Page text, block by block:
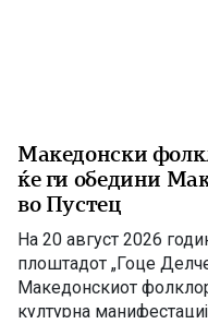
Македонски
ќе ги обедини
во Пустец
На 20 август 2026
плоштадот „Гоце
Македонскиот
културна